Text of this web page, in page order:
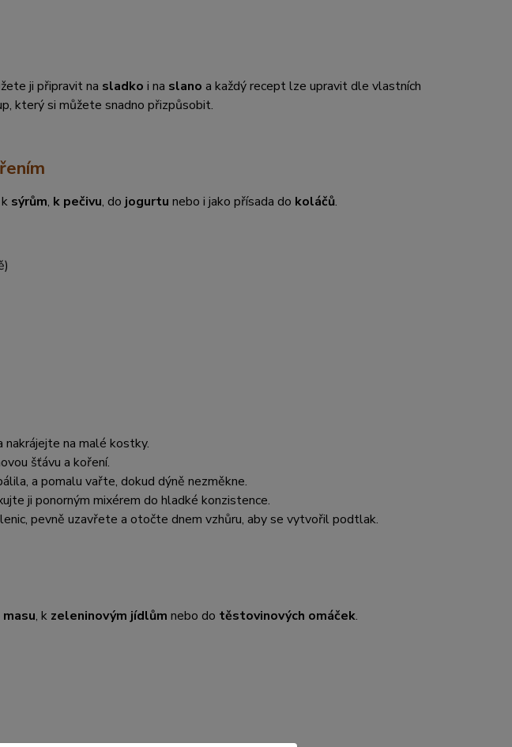
ji připravit na sladko i na slano a každý recept lze upravit dle vlastních
který si můžete snadno přizpůsobit.
sýrům, k pečivu, do jogurtu nebo i jako přísada do koláčů.
nakrájejte na malé kostky.
šťávu a koření.
a pomalu vařte, dokud dýně nezměkne.
ji ponorným mixérem do hladké konzistence.
pevně uzavřete a otočte dnem vzhůru, aby se vytvořil podtlak.
masu, k zeleninovým jídlům nebo do těstovinových omáček.